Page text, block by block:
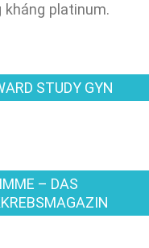
kháng platinum.
STUDY GYN
– DAS